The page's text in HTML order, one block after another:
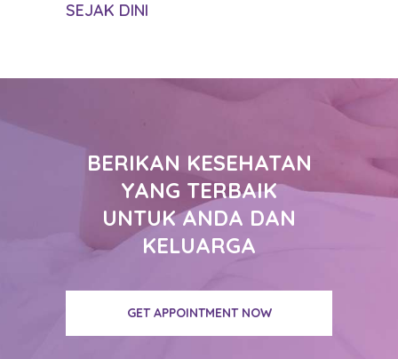
SEJAK DINI
BERIKAN KESEHATAN
YANG TERBAIK
UNTUK ANDA DAN
KELUARGA
GET APPOINTMENT NOW